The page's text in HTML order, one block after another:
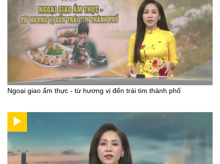
Ngoại giao ẩm thực - từ hương vị đến trái tim thành phố